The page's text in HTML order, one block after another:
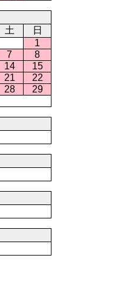
土
日
1
7
8
14
15
21
22
28
29